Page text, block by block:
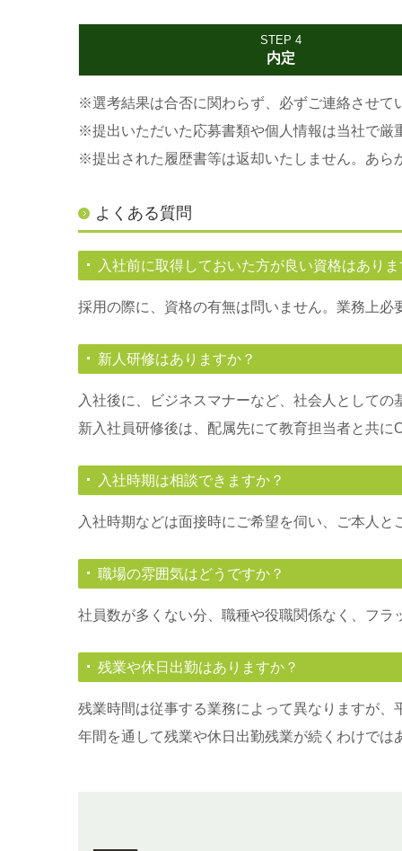
STEP 4
内定
※選考結果は合否に関わらず、必ずご連絡させて
※提出いただいた応募書類や個人情報は当社で厳
※提出された履歴書等は返却いたしません。あら
よくある質問
入社前に取得しておいた方が良い資格はあり
採用の際に、資格の有無は問いません。業務上
新人研修はありますか？
入社後に、ビジネスマナーなど、社会人として
新入社員研修後は、配属先にて教育担当者と共
入社時期は相談できますか？
入社時期などは面接時にご希望を伺い、ご本人
職場の雰囲気はどうですか？
社員数が多くない分、職種や役職関係なく、フ
残業や休日出勤はありますか？
残業時間は従事する業務によって異なりますが
年間を通して残業や休日出勤残業が続くわけで